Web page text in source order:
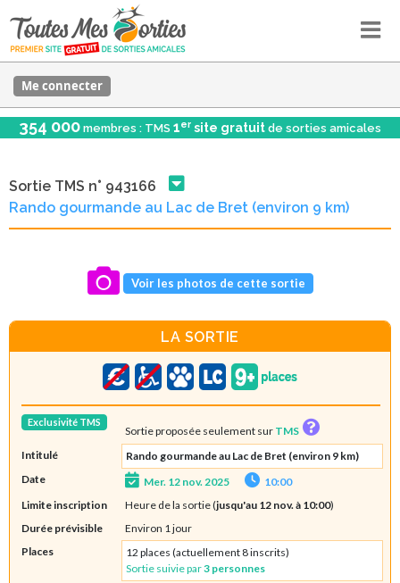
Me connecter
354 000 membres : TMS 1er site gratuit de sorties amicales
Sortie TMS n° 943166
Rando gourmande au Lac de Bret (environ 9 km)
Voir les photos de cette sortie
LA SORTIE
Exclusivité TMS
Sortie proposée seulement sur TMS
Intitulé
Rando gourmande au Lac de Bret (environ 9 km)
Date
Mer. 12 nov. 2025
10:00
Limite inscription
Heure de la sortie (jusqu'au 12 nov. à 10:00)
Durée prévisible
Environ 1 jour
Places
12 places (actuellement 8 inscrits)
Sortie suivie par3 personnes